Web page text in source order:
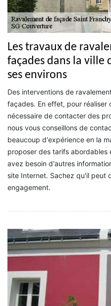
Les travaux de
façades dans la ville
ses environs
Des interventions de
façades. En effet, pour réaliser
nécessaire de contacter des
nous vous conseillons de
beaucoup d'expérience en la
proposer des tarifs abordables
avez besoin d'autres
site Internet. Sachez qu'il peut
engagement.